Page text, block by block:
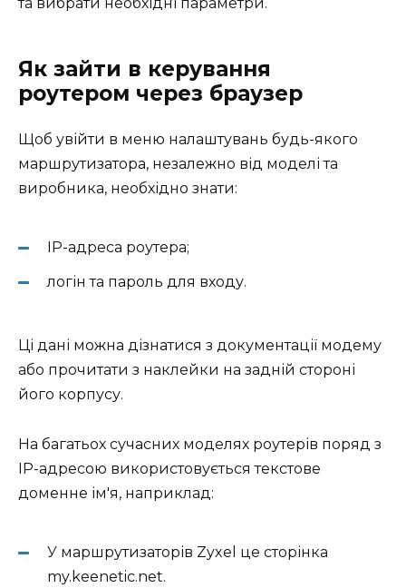
Як зайти в керування
роутером через браузер
Щоб увійти в меню налаштувань будь-якого
маршрутизатора, незалежно від моделі та
виробника, необхідно знати:
IP-адреса роутера;
логін та пароль для входу.
Ці дані можна дізнатися з документації модему
або прочитати з наклейки на задній стороні
його корпусу.
На багатьох сучасних моделях роутерів поряд з
IP-адресою використовується текстове
доменне ім'я, наприклад:
У маршрутизаторів Zyxel це сторінка
my.keenetic.net.